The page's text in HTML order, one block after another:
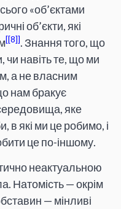
«об’єктами
об’єкти, які
[8] . Знання того, що
чи навіть те, що ми
а не власним
нам бракує
яке
в які ми це робимо, і
це по-іншому.
неактуальною
Натомість — окрім
— мінливі